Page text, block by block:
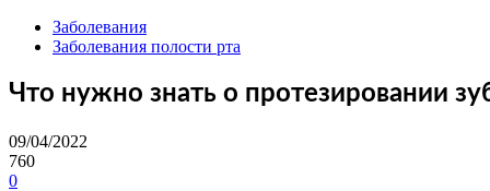
Заболевания
Заболевания полости рта
Что нужно знать о протезировании
09/04/2022
760
0